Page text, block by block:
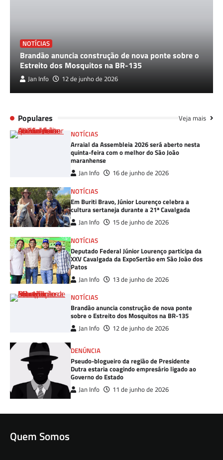
NOTÍCIAS
Brandão anuncia construção de nova ponte sobre o
Estreito dos Mosquitos na BR-135
Jan Info 12 de junho de 2026
Populares Veja mais
NOTÍCIAS
Arraial da Assembleia 2026 será aberto nesta
quinta-feira com o melhor do São João
maranhense
Jan Info
16 de junho de 2026
NOTÍCIAS
Em Buriti Bravo, Júnior Lourenço celebra a
cultura sertaneja durante a 21ª Cavalgada
Jan Info
15 de junho de 2026
NOTÍCIAS
Deputado Federal Júnior Lourenço participa da
XXV Cavalgada da ExpoSertão em São João dos
Patos
Jan Info
13 de junho de 2026
NOTÍCIAS
Brandão anuncia construção de nova ponte
sobre o Estreito dos Mosquitos na BR-135
Jan Info 12 de junho de 2026
DENÚNCIA
Pseudo-blogueiro da região de Presidente
Dutra estaria coagindo empresário ligado ao
Governo do Estado
Jan Info 11 de junho de 2026
Quem Somos